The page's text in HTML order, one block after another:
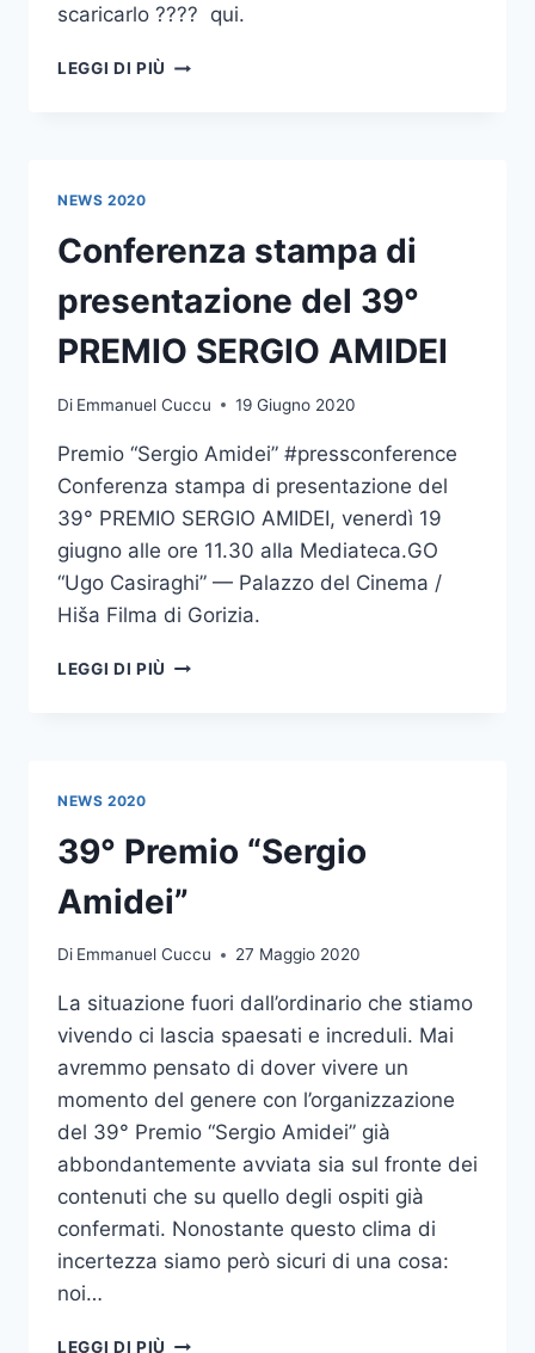
scaricarlo ???? qui.
LEGGI DI PIÙ 39°
26
LUGLIO
2020)
NEWS 2020
Conferenza stampa di
presentazione del 39°
PREMIO SERGIO AMIDEI
Di Emmanuel Cuccu 19 Giugno 2020
Premio “Sergio Amidei” #pressconference
Conferenza stampa di presentazione del
39° PREMIO SERGIO AMIDEI, venerdì 19
giugno alle ore 11.30 alla Mediateca.GO
“Ugo Casiraghi” — Palazzo del Cinema /
Hiša Filma di Gorizia.
LEGGI DI PIÙ CONFERENZA
SERGIO
AMIDEI
NEWS 2020
39° Premio “Sergio
Amidei”
Di Emmanuel Cuccu 27 Maggio 2020
La situazione fuori dall’ordinario che stiamo
vivendo ci lascia spaesati e increduli. Mai
avremmo pensato di dover vivere un
momento del genere con l’organizzazione
del 39° Premio “Sergio Amidei” già
abbondantemente avviata sia sul fronte dei
contenuti che su quello degli ospiti già
confermati. Nonostante questo clima di
incertezza siamo però sicuri di una cosa:
noi…
LEGGI DI PIÙ 39°